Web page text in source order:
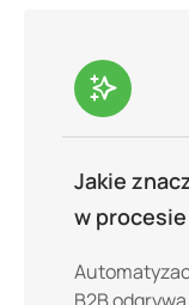
Jakie
w